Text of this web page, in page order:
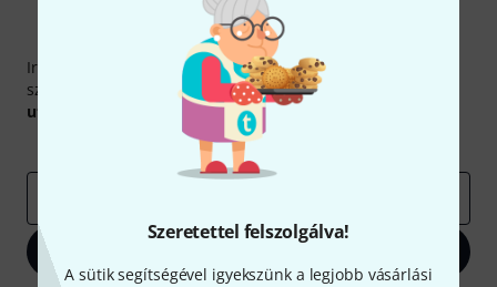
Szeretettel felszolgálva!
A sütik segítségével igyekszünk a legjobb vásárlási
Thomann hírlevél
Iratkozz fel a Thomann angol nyelvű hírlevelére, és kis
szerencsével megnyerheted a50egyenként
utalvány
Inspiráló gondolatok